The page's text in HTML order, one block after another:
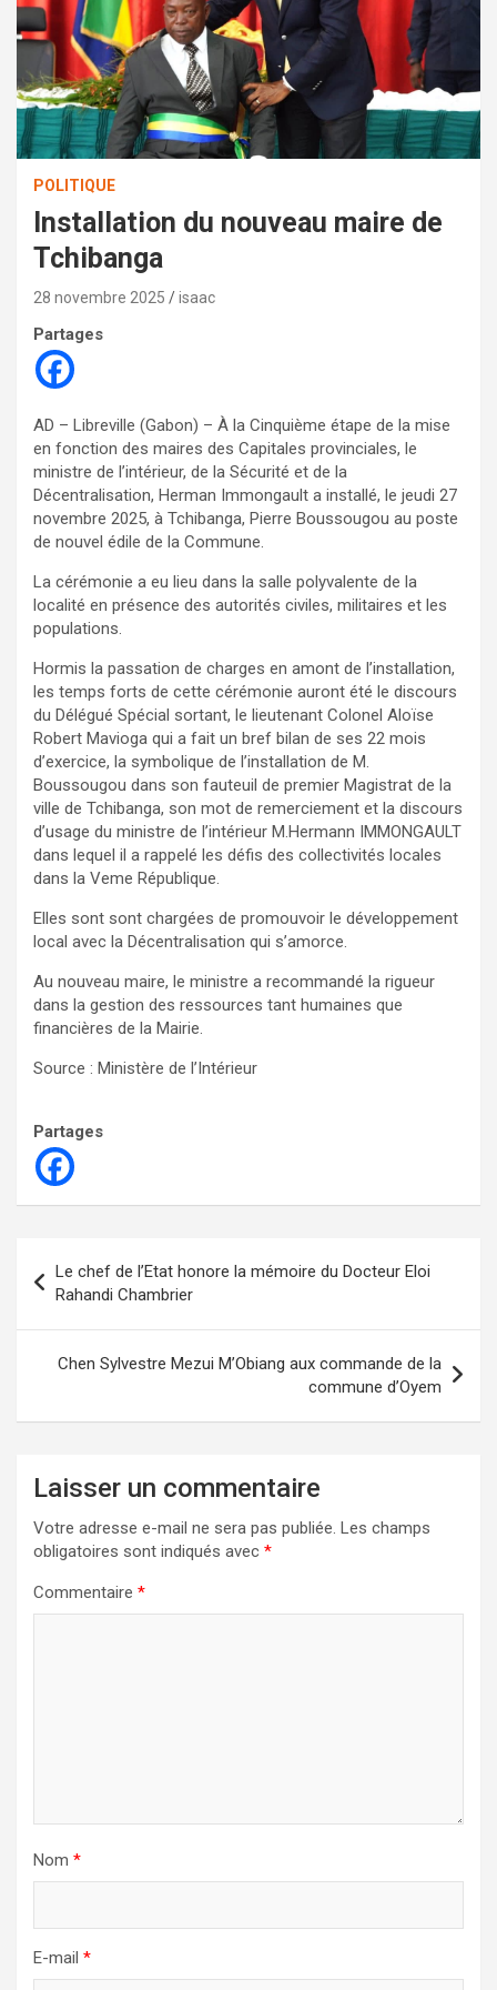
POLITIQUE
Installation du nouveau maire de
Tchibanga
28 novembre 2025 isaac
Partages
AD – Libreville (Gabon) – À la Cinquième étape de la mise
en fonction des maires des Capitales provinciales, le
ministre de l’intérieur, de la Sécurité et de la
Décentralisation, Herman Immongault a installé, le jeudi 27
novembre 2025, à Tchibanga, Pierre Boussougou au poste
de nouvel édile de la Commune.
La cérémonie a eu lieu dans la salle polyvalente de la
localité en présence des autorités civiles, militaires et les
populations.
Hormis la passation de charges en amont de l’installation,
les temps forts de cette cérémonie auront été le discours
du Délégué Spécial sortant, le lieutenant Colonel Aloïse
Robert Mavioga qui a fait un bref bilan de ses 22 mois
d’exercice, la symbolique de l’installation de M.
Boussougou dans son fauteuil de premier Magistrat de la
ville de Tchibanga, son mot de remerciement et la discours
d’usage du ministre de l’intérieur M.Hermann IMMONGAULT
dans lequel il a rappelé les défis des collectivités locales
dans la Veme République.
Elles sont sont chargées de promouvoir le développement
local avec la Décentralisation qui s’amorce.
Au nouveau maire, le ministre a recommandé la rigueur
dans la gestion des ressources tant humaines que
financières de la Mairie.
Source : Ministère de l’Intérieur
Partages
de
l’article
Le chef de l’Etat honore la mémoire du Docteur Eloi
Rahandi Chambrier
Chen Sylvestre Mezui M’Obiang aux commande de la
commune d’Oyem
Laisser un commentaire
Votre adresse e-mail ne sera pas publiée. Les champs
obligatoires sont indiqués avec *
Commentaire *
Nom *
E-mail *